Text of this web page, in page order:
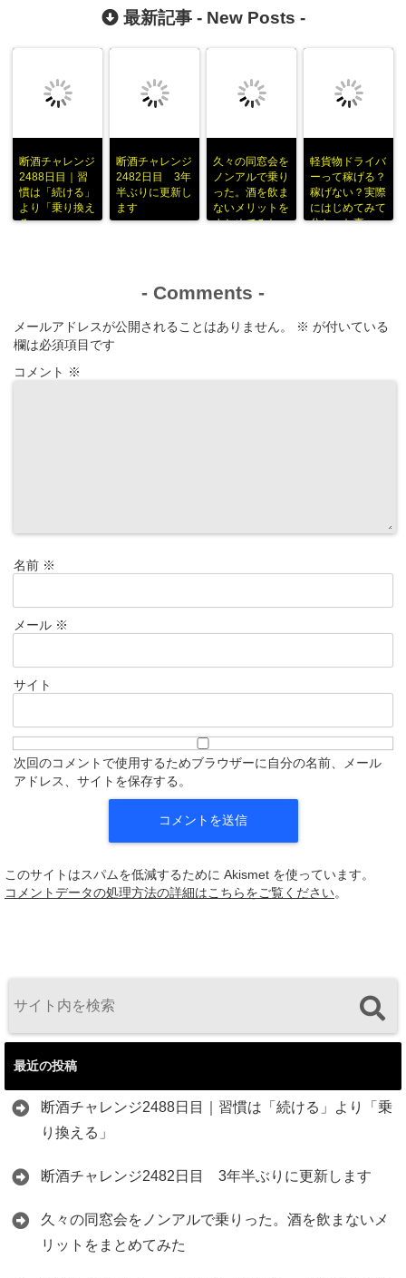
最新記事 - New Posts -
断酒チャレンジ
2488日目｜習
慣は「続ける」
より「乗り換え
る」
断酒チャレンジ
2482日目 3年
半ぶりに更新し
ます
久々の同窓会を
ノンアルで乗り
った。酒を飲ま
ないメリットを
まとめてみた
軽貨物ドライバ
ーって稼げる？
稼げない？実際
にはじめてみて
分かった事
- Comments -
メールアドレスが公開されることはありません。 ※ が付いている
欄は必須項目です
コメント ※
名前 ※
メール ※
サイト
次回のコメントで使用するためブラウザーに自分の名前、メール
アドレス、サイトを保存する。
このサイトはスパムを低減するために Akismet を使っています。
コメントデータの処理方法の詳細はこちらをご覧ください。
最近の投稿
断酒チャレンジ2488日目｜習慣は「続ける」より「乗
り換える」
断酒チャレンジ2482日目 3年半ぶりに更新します
久々の同窓会をノンアルで乗りった。酒を飲まないメ
リットをまとめてみた